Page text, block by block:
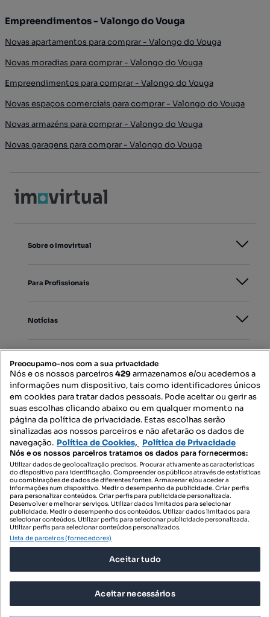
Empreendimentos - Valongo do Vouga
Novas apartamentos para comprar - Valongo do Vouga
Novas moradias para comprar - Valongo do Vouga
Empreendimentos para comprar - Valongo do Vouga
Novas espaços comerciais para comprar - Valongo do Vouga
Novas armazéns para comprar - Valongo do Vouga
Novas garagens para comprar - Valongo do Vouga
Sobre o Imovirtual
Para Profissionais
Notícias
Mapa do Site
Contacte-nos
SIGA-NOS:
DESCARREGAR NA:
© 2026 Imovirtual.com, OLX Portugal, S.A.
Preocupamo-nos com a sua privacidade
Nós e os nossos parceiros429armazenamos e/ou acedemos a
informações num dispositivo, tais como identificadores únicos
em cookies para tratar dados pessoais. Pode aceitar ou gerir as
suas escolhas clicando abaixo ou em qualquer momento na
página da política de privacidade. Estas escolhas serão
sinalizadas aos nossos parceiros e não afetarão os dados de
navegação. Política de Cookies, Política de Privacidade
Nós e os nossos parceiros tratamos os dados para fornecermos:
Utilizar dados de geolocalização precisos. Procurar ativamente as características
do dispositivo para identificação. Compreender os públicos através de estatísticas
ou combinações de dados de diferentes fontes. Armazenar e/ou aceder a
informações num dispositivo. Medir o desempenho da publicidade. Criar perfis
para personalizar conteúdos. Criar perfis para publicidade personalizada.
Desenvolver e melhorar serviços. Utilizar dados limitados para selecionar
publicidade. Medir o desempenho dos conteúdos. Utilizar dados limitados para
selecionar conteúdos. Utilizar perfis para selecionar publicidade personalizada.
Utilizar perfis para selecionar conteúdos personalizados.
Lista de parceiros (fornecedores)
Aceitar tudo
Aceitar necessários